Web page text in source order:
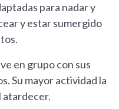
para nadar y
y estar sumergido
en grupo con sus
Su mayor actividad la
atardecer.